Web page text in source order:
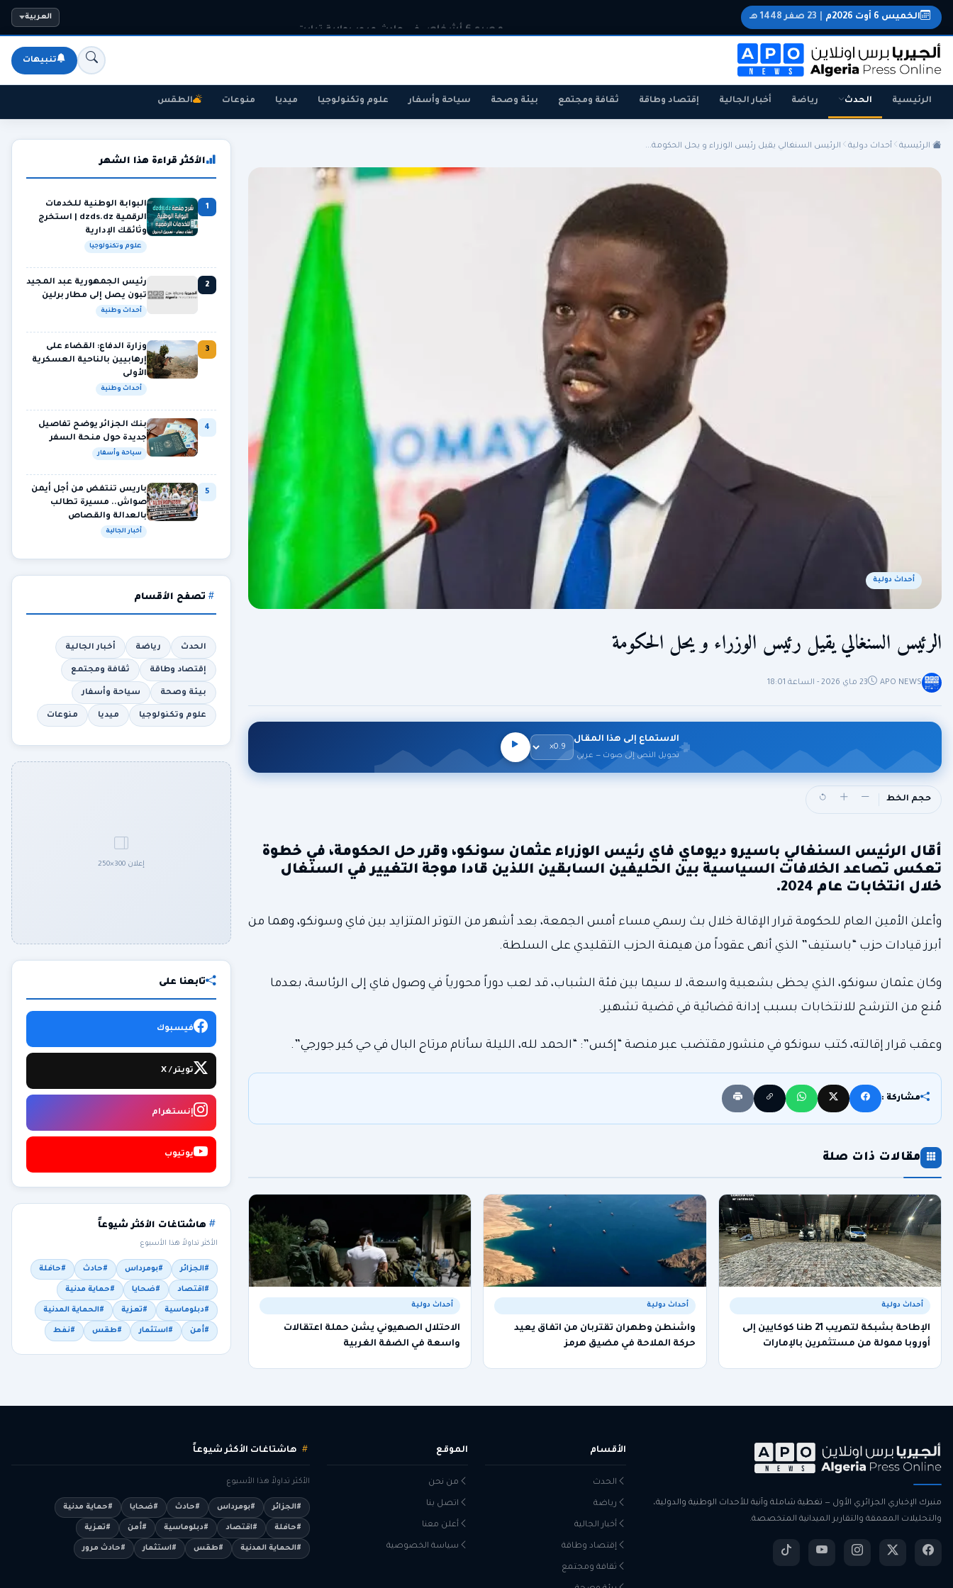
سياسة رياضة
الخميس 6 أوت 2026م 23 صفر 1448 هـ العربية
تنبيهات
الرئيسية الحدث رياضة أخبار الجالية إقتصاد وطاقة ثقافة ومجتمع بيئة وصحة سياحة وأسفار علوم وتكنولوجيا ميديا منوعات الطقس
الرئيسية أحداث دولية الرئيس السنغالي يقيل رئيس الوزراء و يحل الحكومة...
أحداث دولية
الرئيس السنغالي يقيل رئيس الوزراء و يحل الحكومة
APO NEWS 23 ماي 2026 - الساعة 18:01
الاستماع إلى هذا المقال
تحويل النص إلى صوت — عربي
حجم الخط
أقال الرئيس السنغالي باسيرو ديوماي فاي رئيس الوزراء عثمان سونكو، وقرر حل الحكومة، في خطوة
تعكس تصاعد الخلافات السياسية بين الحليفين السابقين اللذين قادا موجة التغيير في السنغال
خلال انتخابات عام 2024.
وأعلن الأمين العام للحكومة قرار الإقالة خلال بث رسمي مساء أمس الجمعة، بعد أشهر من التوتر المتزايد بين فاي وسونكو، وهما من
أبرز قيادات حزب “باستيف” الذي أنهى عقوداً من هيمنة الحزب التقليدي على السلطة.
وكان عثمان سونكو، الذي يحظى بشعبية واسعة، لا سيما بين فئة الشباب، قد لعب دوراً محورياً في وصول فاي إلى الرئاسة، بعدما
مُنع من الترشح للانتخابات بسبب إدانة قضائية في قضية تشهير.
وعقب قرار إقالته، كتب سونكو في منشور مقتضب عبر منصة “إكس”: “الحمد لله، الليلة سأنام مرتاح البال في حي كير جورجي”.
مشاركة :
مقالات ذات صلة
أحداث دولية
الإطاحة بشبكة لتهريب 21 طنا كوكايين إلى
أوروبا ممولة من مستثمرين بالإمارات
أحداث دولية
واشنطن وطهران تقتربان من اتفاق يعيد
حركة الملاحة في مضيق هرمز
أحداث دولية
الاحتلال الصهيوني يشن حملة اعتقالات
واسعة في الضفة الغربية
الأكثر قراءة هذا الشهر
1
البوابة الوطنية للخدمات
الرقمية dzds.dz | استخرج
وثائقك الإدارية
علوم وتكنولوجيا
2
رئيس الجمهورية عبد المجيد
تبون يصل إلى مطار برلين
أحداث وطنية
3
وزارة الدفاع: القضاء على
إرهابيين بالناحية العسكرية
الأولى
أحداث وطنية
4
بنك الجزائر يوضح تفاصيل
جديدة حول منحة السفر
سياحة وأسفار
5
باريس تنتفض من أجل أيمن
صواش.. مسيرة تطالب
بالعدالة والقصاص
أخبار الجالية
تصفح الأقسام
الحدث رياضة أخبار الجالية
إقتصاد وطاقة ثقافة ومجتمع
بيئة وصحة سياحة وأسفار
علوم وتكنولوجيا ميديا منوعات
إعلان 300×250
تابعنا على
فيسبوك
تويتر / X
إنستغرام
يوتيوب
هاشتاغات الأكثر شيوعاً
الأكثر تداولاً هذا الأسبوع
#الجزائر #بومرداس #حادث #حافلة
#اقتصاد #ضحايا #حماية مدنية
#دبلوماسية #تعزية #الحماية المدنية
#أمن #استثمار #طقس #نفط
منبرك الإخباري الجزائري الأول — تغطية شاملة وآنية للأحداث الوطنية والدولية،
والتحليلات المعمقة والتقارير الميدانية المتخصصة.
الأقسام
الحدث
رياضة
أخبار الجالية
إقتصاد وطاقة
ثقافة ومجتمع
الموقع
من نحن
اتصل بنا
أعلن معنا
سياسة الخصوصية
هاشتاغات الأكثر شيوعاً
الأكثر تداولاً هذا الأسبوع
#الجزائر #بومرداس #حادث #ضحايا #حماية مدنية
#حافلة #اقتصاد #دبلوماسية #أمن #تعزية
#الحماية المدنية #طقس #استثمار #حادث مرور